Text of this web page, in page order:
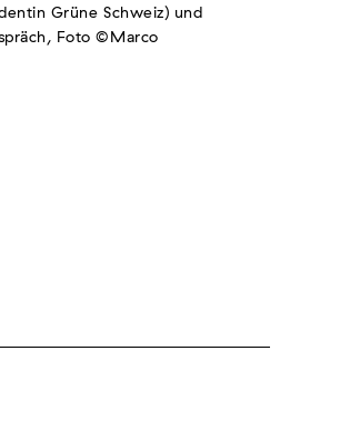
Grüne Schweiz) und
Foto ©Marco